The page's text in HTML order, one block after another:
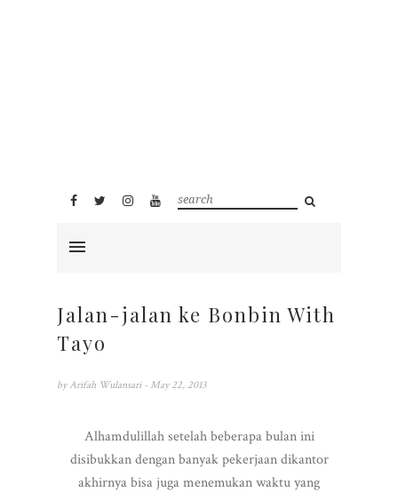
Jalan-jalan ke Bonbin With
Tayo
by Arifah Wulansari - May 22, 2013
Alhamdulillah setelah beberapa bulan ini
disibukkan dengan banyak pekerjaan dikantor
akhirnya bisa juga menemukan waktu yang